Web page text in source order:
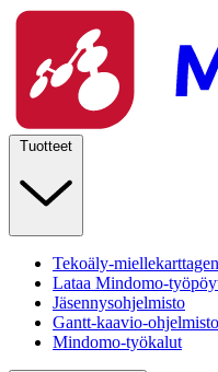
Tuotteet
Tekoäly-
Lataa Mindomo-
Jäsennysohjelmisto
Gantt-kaavio-ohjelmisto
Mindomo-työkalut